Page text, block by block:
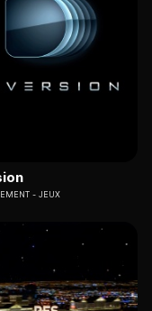
JEUX